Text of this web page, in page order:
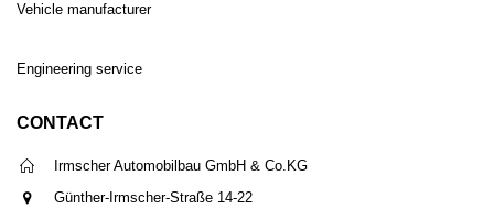
Vehicle manufacturer
Engineering service
CONTACT
Irmscher Automobilbau GmbH & Co.KG
Günther-Irmscher-Straße 14-22